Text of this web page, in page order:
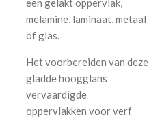
een gelakt oppervlak,
melamine, laminaat, metaal
of glas.
Het voorbereiden van deze
gladde hoogglans
vervaardigde
oppervlakken voor verf